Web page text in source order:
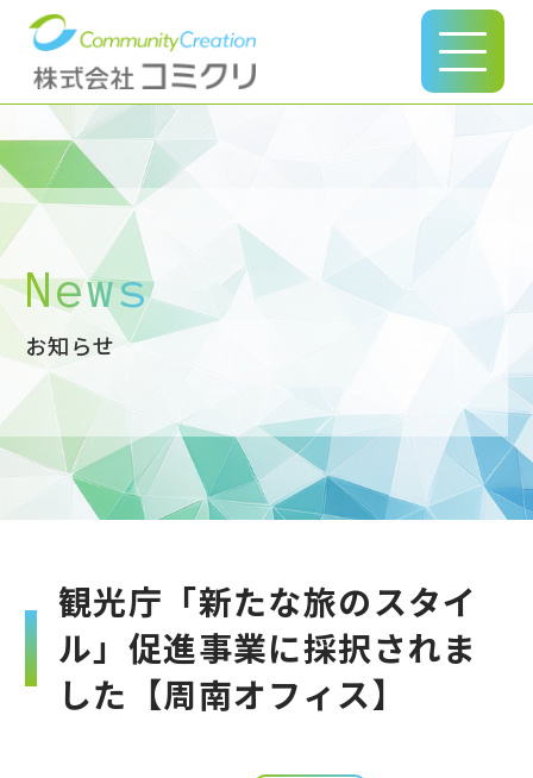
News
お知らせ
観光庁「新たな旅のスタイ
ル」促進事業に採択されま
した【周南オフィス】